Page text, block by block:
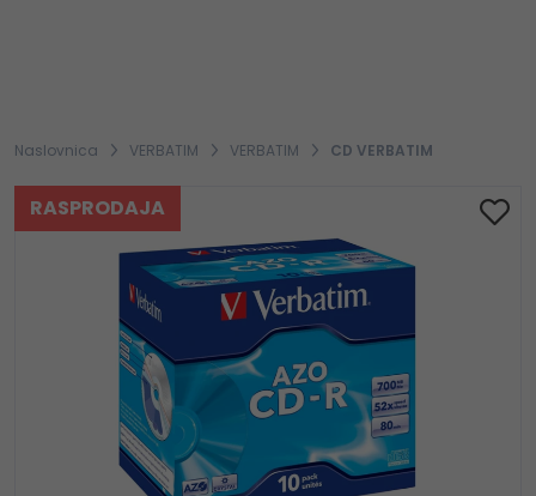
Naslovnica VERBATIM VERBATIM CD VERBATIM
RASPRODAJA